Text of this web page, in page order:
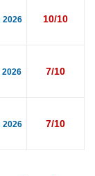
2026 10/10
2026 7/10
2026 7/10